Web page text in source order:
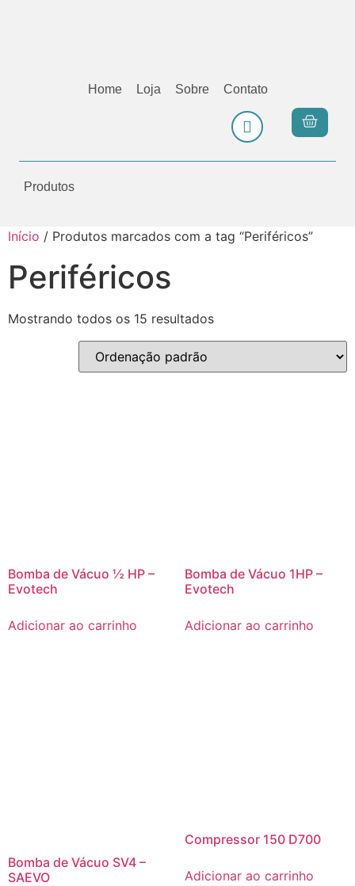
Home Loja Sobre Contato
Produtos
Início / Produtos marcados com a tag “Periféricos”
Periféricos
Mostrando todos os 15 resultados
Bomba de Vácuo ½ HP –
Evotech
Adicionar ao carrinho
Bomba de Vácuo 1HP –
Evotech
Adicionar ao carrinho
Bomba de Vácuo SV4 –
SAEVO
Compressor 150 D700
Adicionar ao carrinho